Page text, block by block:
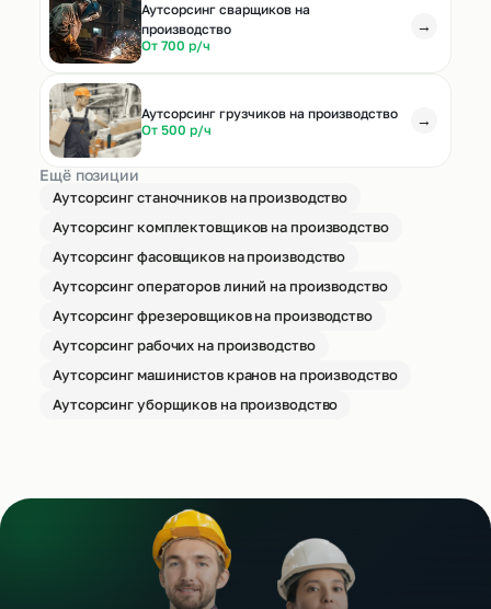
Аутсорсинг сварщиков на
производство
От 700 р/ч
→
Аутсорсинг грузчиков на производство
От 500 р/ч
→
Ещё позиции
Аутсорсинг станочников на производство
Аутсорсинг комплектовщиков на производство
Аутсорсинг фасовщиков на производство
Аутсорсинг операторов линий на производство
Аутсорсинг фрезеровщиков на производство
Аутсорсинг рабочих на производство
Аутсорсинг машинистов кранов на производство
Аутсорсинг уборщиков на производство